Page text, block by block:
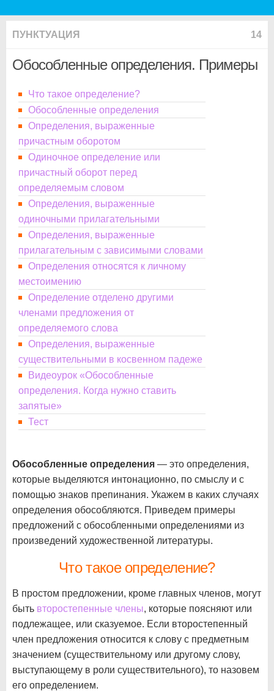
ПУНКТУАЦИЯ 14
Обособленные определения. Примеры
Что такое определение?
Обособленные определения
Определения, выраженные
причастным оборотом
Одиночное определение или
причастный оборот перед
определяемым словом
Определения, выраженные
одиночными прилагательными
Определения, выраженные
прилагательным с зависимыми словами
Определения относятся к личному
местоимению
Определение отделено другими
членами предложения от
определяемого слова
Определения, выраженные
существительными в косвенном падеже
Видеоурок «Обособленные
определения. Когда нужно ставить
запятые»
Тест
Обособленные определения — это определения,
которые выделяются интонационно, по смыслу и с
помощью знаков препинания. Укажем в каких случаях
определения обособляются. Приведем примеры
предложений с обособленными определениями из
произведений художественной литературы.
Что такое определение?
В простом предложении, кроме главных членов, могут
быть второстепенные члены, которые поясняют или
подлежащее, или сказуемое. Если второстепенный
член предложения относится к слову с предметным
значением (существительному или другому слову,
выступающему в роли существительного), то назовем
его определением.